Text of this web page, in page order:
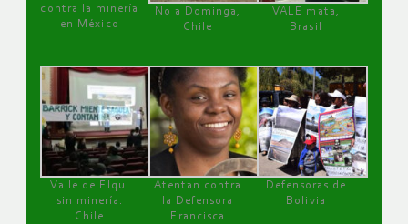
contra la minería
en México
No a Dominga,
Chile
VALE mata,
Brasil
Valle de Elqui
sin minería.
Chile
Atentan contra
la Defensora
Francisca
Defensoras de
Bolivia